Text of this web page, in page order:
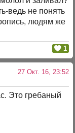
ведь не понять
людям же
1
27 Окт. 16, 23:52
Это гребаный